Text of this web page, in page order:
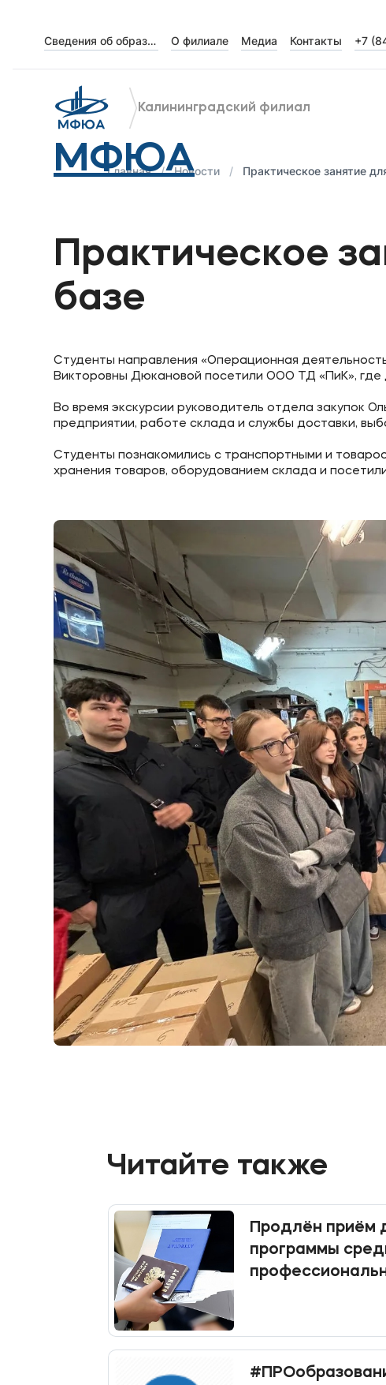
Сведения об образовательной организации О филиале Медиа Контакты +7
МФЮА
Калининградский филиал
Лицензии и документы
Сведения об образовательной организации
Абитуриенту
Абитуриентам
Приемная комиссия
+7 (495) 221-10-01
Полезное
Об
Главная Новости Практическое занятие
Практическое
базе
Студенты направления «Операционная
Викторовны Дюкановой посетили ООО ТД «ПиК», где
Во время экскурсии руководитель отдела закупок
предприятии, работе склада и службы доставки,
Студенты познакомились с транспортными и
хранения товаров, оборудованием склада и
Читайте также
Продлён приём
программы